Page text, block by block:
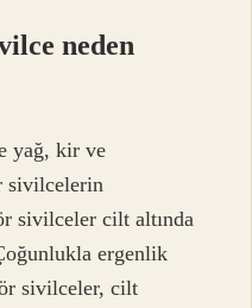
neden
yağ, kir ve
sivilcelerin
sivilceler cilt altında
ergenlik
sivilceler, cilt